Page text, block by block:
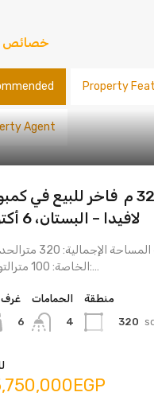
خصائص
Property
Agent
دوبلكس 320 م فاخر للبيع في
لافيدا – البستان، 6 أكتوبر
الكود : 4438 المساحة
الخاصة: 100 مترالتوزيع:…
غرف
6
الحمامات
4
منطقة
320